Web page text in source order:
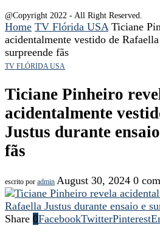
@Copyright 2022 - All Right Reserved.
Home TV Flórida USA Ticiane
acidentalmente vestido de
surpreende fãs
TV FLÓRIDA USA
Ticiane Pinheiro
acidentalmente
Justus durante
fãs
escrito por admin August 30, 2024 0
Share 0FacebookTwitterPinterest